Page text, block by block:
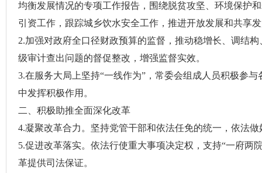
均衡发展情况的专项工作报告，围绕脱贫攻坚、环境保护
引资工作，跟踪城乡饮水安全工作，推进开放发展和共享
2.加强对政府全口径财政预算的监督， 推动稳增长、调结
级审计查出问题的督促整改，增强监督实效。
3.在服务大局上坚持“一线作为”，常委会组成人员积极参
中发挥积极作用。
二、积极助推全面深化改革
4.凝聚改革合力。坚持党管干部和依法任免的统一，依法
5.促进改革落实。依法行使重大事项决定权， 支持“一府两
革提供司法保证。